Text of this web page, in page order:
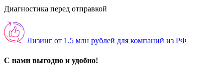
Диагностика перед отправкой
Лизинг от 1.5 млн рублей для компаний из РФ
С нами выгодно и удобно!